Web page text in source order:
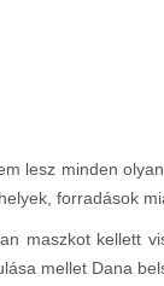
lesz minden
forradások
maszkot kellett
mellet Dana